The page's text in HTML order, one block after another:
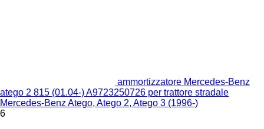
ammortizzatore Mercedes-Benz
atego 2 815 (01.04-) A9723250726 per trattore stradale
Mercedes-Benz Atego, Atego 2, Atego 3 (1996-)
6